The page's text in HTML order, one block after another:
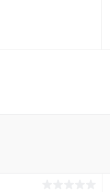
Сравнение